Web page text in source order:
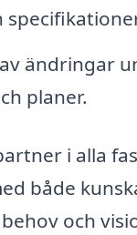
ändringar
planer.
i alla
både
och